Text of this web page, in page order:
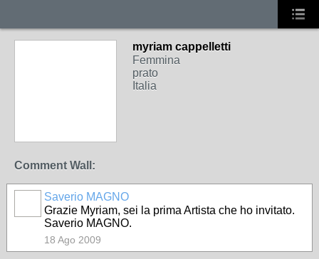
myriam cappelletti
Femmina
prato
Italia
Comment Wall:
Saverio MAGNO
Grazie Myriam, sei la prima Artista che ho invitato.
Saverio MAGNO.
18 Ago 2009